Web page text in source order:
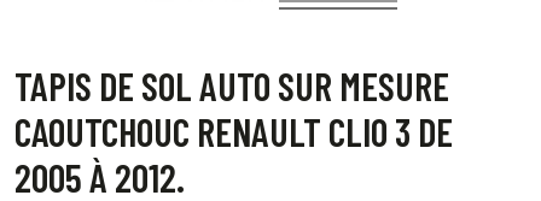
TAPIS DE SOL AUTO SUR MESURE
CAOUTCHOUC RENAULT CLIO 3 DE
2005 À 2012.